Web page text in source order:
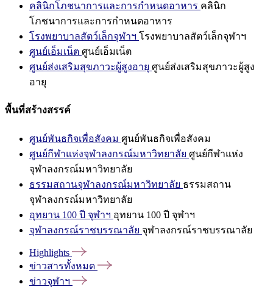
คลินิกโภชนาการและการกำหนดอาหาร คลินิก
โภชนาการและการกำหนดอาหาร
โรงพยาบาลสัตว์เล็กจุฬาฯ โรงพยาบาลสัตว์เล็กจุฬาฯ
ศูนย์เอ็มเน็ต ศูนย์เอ็มเน็ต
ศูนย์ส่งเสริมสุขภาวะผู้สูงอายุ ศูนย์ส่งเสริมสุขภาวะผู้สูง
อายุ
พื้นที่สร้างสรรค์
ศูนย์พันธกิจเพื่อสังคม ศูนย์พันธกิจเพื่อสังคม
ศูนย์กีฬาแห่งจุฬาลงกรณ์มหาวิทยาลัย ศูนย์กีฬาแห่ง
จุฬาลงกรณ์มหาวิทยาลัย
ธรรมสถานจุฬาลงกรณ์มหาวิทยาลัย ธรรมสถาน
จุฬาลงกรณ์มหาวิทยาลัย
อุทยาน 100 ปี จุฬาฯ อุทยาน 100 ปี จุฬาฯ
จุฬาลงกรณ์ราชบรรณาลัย จุฬาลงกรณ์ราชบรรณาลัย
Highlights
ข่าวสารทั้งหมด
ข่าวจุฬาฯ